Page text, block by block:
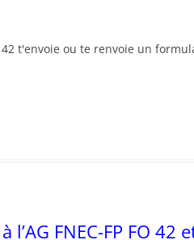
42 t'envoie ou te renvoie un
l’AG FNEC-FP FO